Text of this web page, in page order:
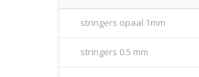
stringers opaal 1mm
stringers 0.5 mm